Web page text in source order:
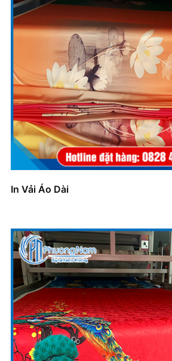
In Vải Áo Dài